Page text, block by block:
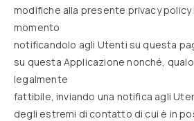
modifiche alla presente privacy policy
momento
notificandolo agli Utenti su questa
su questa Applicazione nonché,
legalmente
fattibile, inviando una notifica agli
degli estremi di contatto di cui è in